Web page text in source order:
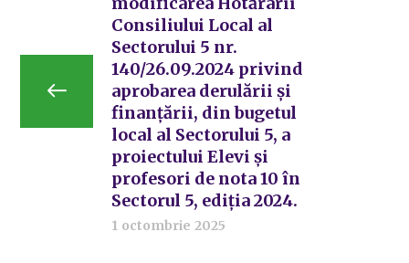
Consiliului Local al
Sectorului 5 nr.
140/26.09.2024 privind
aprobarea derulării și
finanțării, din bugetul
local al Sectorului 5, a
proiectului Elevi și
profesori de nota 10 în
Sectorul 5, ediția 2024.
1 octombrie 2025